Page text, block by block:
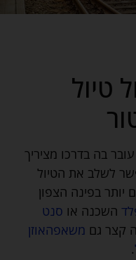
טיול
בה בדרכו מציריך
לשלב את הטיול
בפינה הצפון
השכנה אוסנט
קצר גםמשאפהאוזן